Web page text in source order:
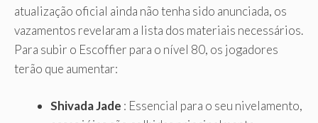
atualização oficial ainda não tenha sido anunciada, os
vazamentos revelaram a lista dos materiais necessários.
Para subir o Escoffier para o nível 80, os jogadores
terão que aumentar:
Shivada Jade : Essencial para o seu nivelamento,